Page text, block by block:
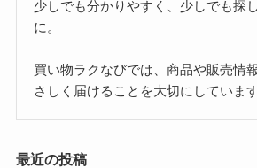
少しでも分かりやすく、少しでも探
に。
買い物ラクなびでは、商品や販売情
さしく届けることを大切にしています
最近の投稿